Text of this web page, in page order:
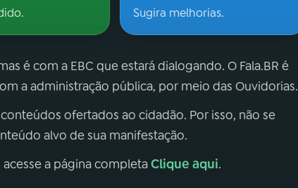
Sugira melhorias.
é com a EBC que estará dialogando. O Fala.BR é
a administração pública, por meio das Ouvidorias.
ofertados ao cidadão. Por isso, não se
alvo de sua manifestação.
a página completaClique aqui.